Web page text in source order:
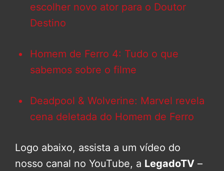
escolher novo ator para o Doutor
Destino
Homem de Ferro 4: Tudo o que
sabemos sobre o filme
Deadpool & Wolverine: Marvel revela
cena deletada do Homem de Ferro
Logo abaixo, assista a um vídeo do
nosso canal no YouTube, a LegadoTV –